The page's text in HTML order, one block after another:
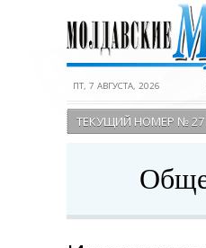
ПТ, 7 АВГУСТА, 2026
ТЕКУЩИЙ НОМЕР № 27